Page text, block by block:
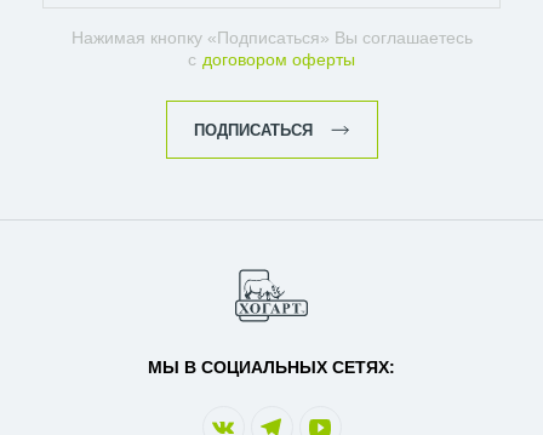
Нажимая кнопку «Подписаться» Вы соглашаетесь
с договором оферты
ПОДПИСАТЬСЯ
МЫ В СОЦИАЛЬНЫХ СЕТЯХ: